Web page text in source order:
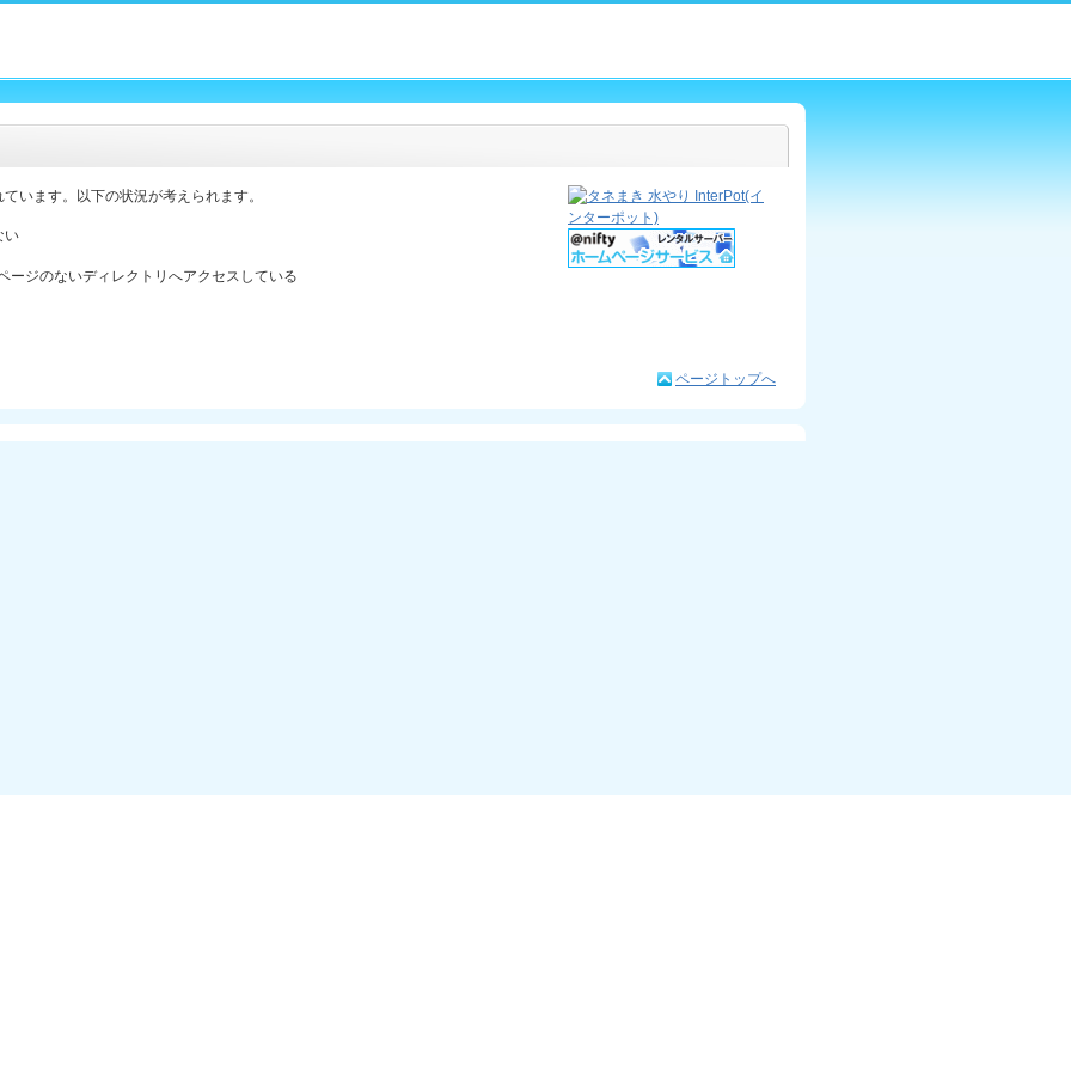
います。以下の状況が考えられます。
い
ージのないディレクトリへアクセスしている
ページトップへ